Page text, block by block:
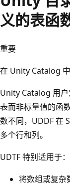
义的表函
重要
在 Unity Catalog
Unity Catalog 用
表而非标量值的函
数不同，UDDF 在
多个行和列。
UDTF 特别适用于：
将数组或复杂